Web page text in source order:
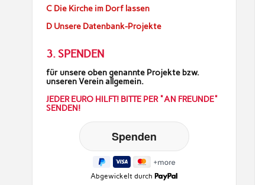
C Die Kirche im Dorf lassen
D Unsere Datenbank-Projekte
3. SPENDEN
für unsere oben genannte Projekte bzw.
unseren Verein allgemein.
JEDER EURO HILFT! BITTE PER "AN FREUNDE"
SENDEN!
Abgewickelt durch